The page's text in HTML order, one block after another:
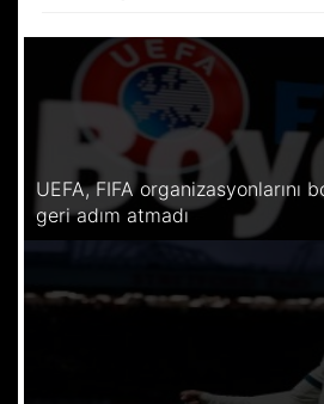
UEFA, FIFA organizasyonlarını
geri adım atmadı